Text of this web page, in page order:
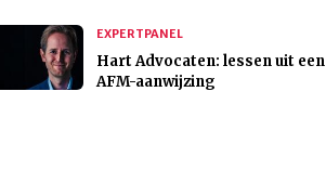
EXPERTPANEL
Hart Advocaten: lessen uit een
AFM-aanwijzing